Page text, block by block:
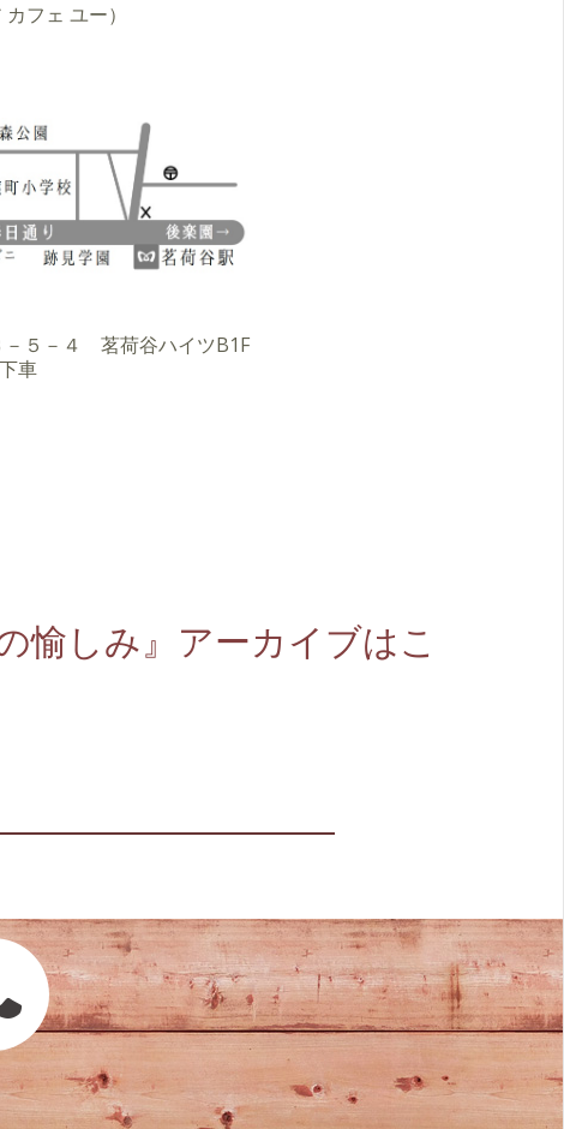
フェ ユー）
－５－４ 茗荷谷ハイツB1F
車
愉しみ』アーカイブはこ